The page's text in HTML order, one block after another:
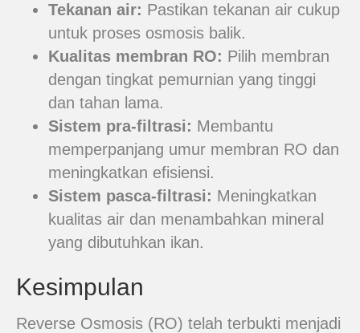
Tekanan air: Pastikan tekanan air cukup
untuk proses osmosis balik.
Kualitas membran RO: Pilih membran
dengan tingkat pemurnian yang tinggi
dan tahan lama.
Sistem pra-filtrasi: Membantu
memperpanjang umur membran RO dan
meningkatkan efisiensi.
Sistem pasca-filtrasi: Meningkatkan
kualitas air dan menambahkan mineral
yang dibutuhkan ikan.
Kesimpulan
Reverse Osmosis (RO) telah terbukti menjadi